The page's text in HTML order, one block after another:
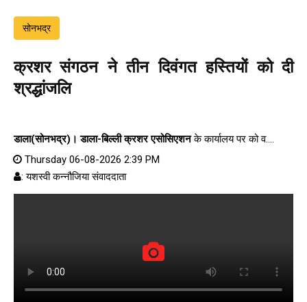
सोनभद्र
क्रशर संगठन ने तीन दिवंगत हस्तियों को दी
श्रद्धांजलि
डाला(सोनभद्र)। डाला-बिल्ली क्रशर एसोसिएशनके कार्यालय पर को व....
Thursday 06-08-2026 2:39 PM
: यशस्वी कन्नौजिया संवाददाता